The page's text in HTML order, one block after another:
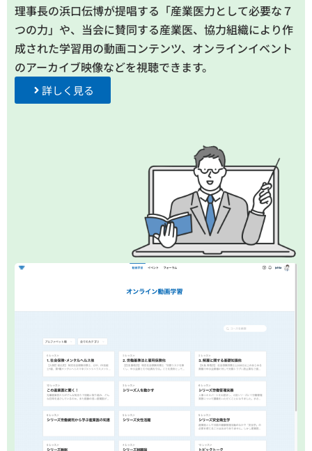
理事長の浜口伝博が提唱する「産業医力として必要な７
つの力」や、 当会に賛同する産業医、協力組織により作
成された学習用の動画コンテンツ、 オンラインイベント
のアーカイブ映像などを視聴できます。
詳しく見る